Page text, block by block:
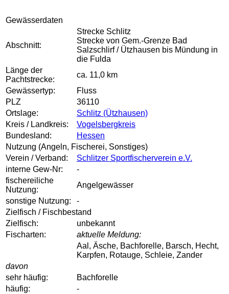
Gewässerdaten
Abschnitt:
Strecke Schlitz
Strecke von Gem.-Grenze Bad
Salzschlirf / Ützhausen bis Mündung in
die Fulda
Länge der
Pachtstrecke:
ca. 11,0 km
Gewässertyp:
Fluss
PLZ
36110
Ortslage:
Schlitz (Ützhausen)
Kreis / Landkreis:
Vogelsbergkreis
Bundesland:
Hessen
Nutzung (Angeln, Fischerei, Sonstiges)
Verein / Verband:
Schlitzer Sportfischerverein e.V.
interne Gew-Nr:
-
fischereiliche
Nutzung:
Angelgewässer
sonstige Nutzung:
-
Zielfisch / Fischbestand
Zielfisch:
unbekannt
Fischarten:
aktuelle Meldung:
Aal, Äsche, Bachforelle, Barsch, Hecht,
Karpfen, Rotauge, Schleie, Zander
davon
sehr häufig:
Bachforelle
häufig:
-